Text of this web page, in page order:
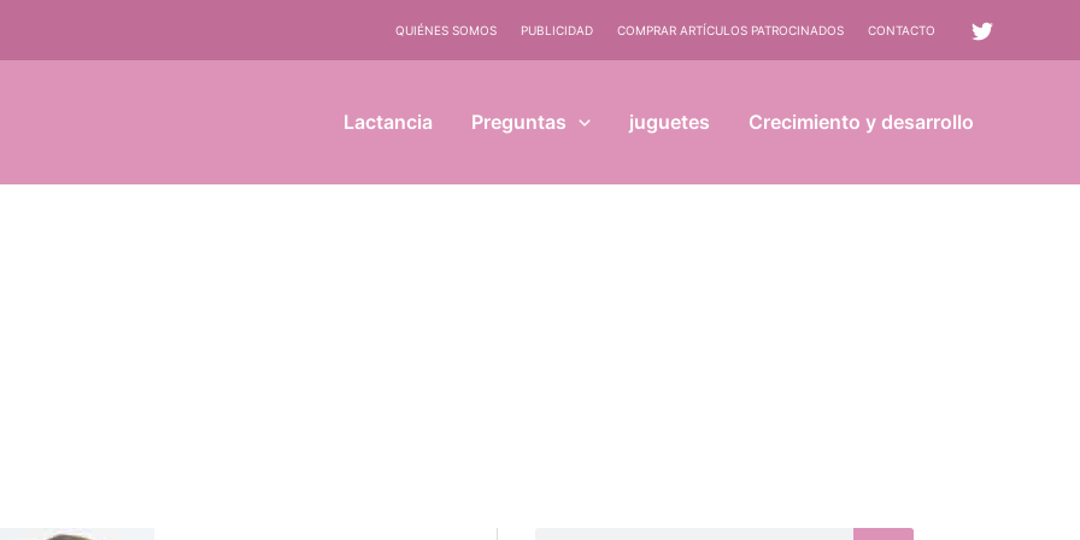
QUIÉNES SOMOS PUBLICIDAD COMPRAR ARTÍCULOS PATROCINADOS CONTACTO
Lactancia Preguntas juguetes Crecimiento y desarrollo